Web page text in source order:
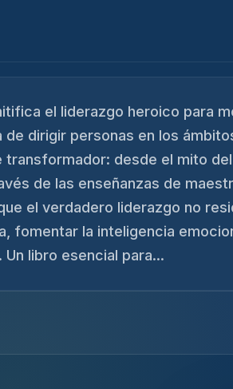
el liderazgo heroico para
dirigir personas en los
transformador: desde el mito
de las enseñanzas de
el verdadero liderazgo no
fomentar la inteligencia
libro esencial para...